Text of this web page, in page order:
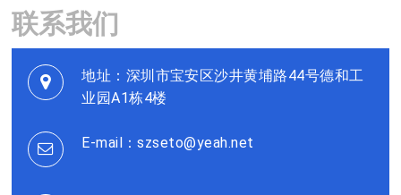
联系我们
地址：深圳市宝安区沙井黄埔路44号德和工
业园A1栋4楼
E-mail：szseto@yeah.net